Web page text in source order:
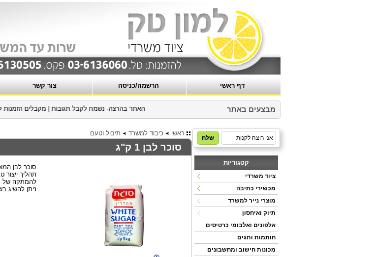
דף ראשי הרשמה/כניסה צור קשר
מבצעים באתר האתר בהרצה- נשמח לקבל תגובות|מקבלים הזמנות
ראשי כיבוד למשרד תיבול וטעם
סוכר לבן 1 ק"ג
סוכר לבן
תהליך ייצור
להמתקה של
ניתן להשיג
קטגוריות
ציוד משרדי
מכשירי כתיבה
מוצרי נייר למשרד
תיוק ואיחסון
אלפונים ואלבומי כרטיסים
חותמות ותגים
מכונות חישוב ומחשבונים